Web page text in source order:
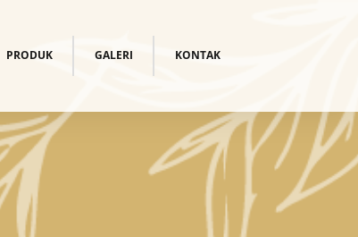
PRODUK GALERI KONTAK